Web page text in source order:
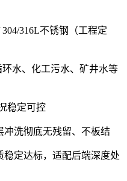
316L不锈钢（工程定
水、化工污水、矿井水等
稳定可控
冲洗彻底无残留、不板结
稳定达标，适配后端深度处